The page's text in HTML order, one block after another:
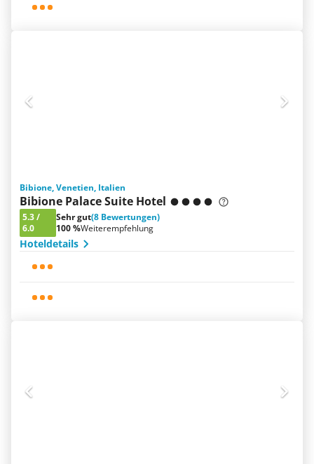
Bibione, Venetien, Italien
Bibione Palace Suite Hotel
5.3/
6.0
Sehr gut(8 Bewertungen)
100 %Weiterempfehlung
Hoteldetails